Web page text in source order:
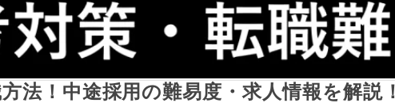
法！中途採用の難易度・求人情報を解説！